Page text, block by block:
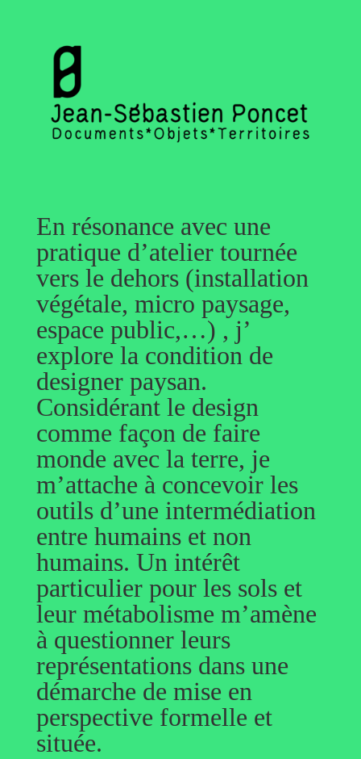
En résonance avec une
pratique d’atelier tournée
vers le dehors (installation
végétale, micro paysage,
espace public,…) , j’
explore la condition de
designer paysan.
Considérant le design
comme façon de faire
monde avec la terre, je
m’attache à concevoir les
outils d’une intermédiation
entre humains et non
humains. Un intérêt
particulier pour les sols et
leur métabolisme m’amène
à questionner leurs
représentations dans une
démarche de mise en
perspective formelle et
située.